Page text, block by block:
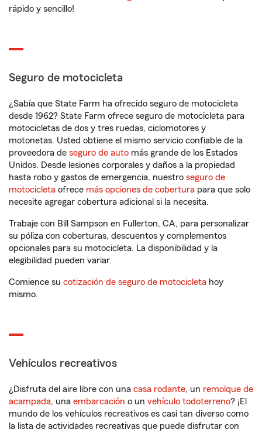
rápido y sencillo!
Seguro de motocicleta
¿Sabía que State Farm ha ofrecido seguro de motocicleta
desde 1962? State Farm ofrece seguro de motocicleta para
motocicletas de dos y tres ruedas, ciclomotores y
motonetas. Usted obtiene el mismo servicio confiable de la
proveedora de seguro de auto más grande de los Estados
Unidos. Desde lesiones corporales y daños a la propiedad
hasta robo y gastos de emergencia, nuestro seguro de
motocicleta ofrece más opciones de cobertura para que solo
necesite agregar cobertura adicional si la necesita.
Trabaje con Bill Sampson en Fullerton, CA, para personalizar
su póliza con coberturas, descuentos y complementos
opcionales para su motocicleta. La disponibilidad y la
elegibilidad pueden variar.
Comience su cotización de seguro de motocicleta hoy
mismo.
Vehículos recreativos
¿Disfruta del aire libre con una casa rodante, un remolque de
acampada, una embarcación o un vehículo todoterreno? ¡El
mundo de los vehículos recreativos es casi tan diverso como
la lista de actividades recreativas que puede disfrutar con